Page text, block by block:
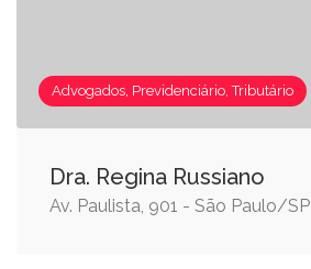
Advogados, Previdenciário, Tributário
Dra. Regina Russiano
Av. Paulista, 901 - São Paulo/SP